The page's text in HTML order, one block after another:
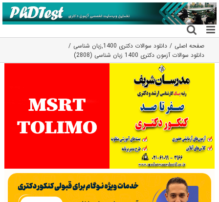
رفتن
به
محتوا
صفحه اصلی دانلود سوالات دکتری 1400 ,زبان شناسی
دانلود سوالات آزمون دکتری 1400 زبان ‌شناسی (2808)